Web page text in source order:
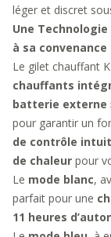
léger et discret
Une
à sa convenance
Le gilet chauffant
chauffants
batterie externe
pour garantir un
de contrôle
de chaleur pour
Le mode blanc,
parfait pour une
11 heures